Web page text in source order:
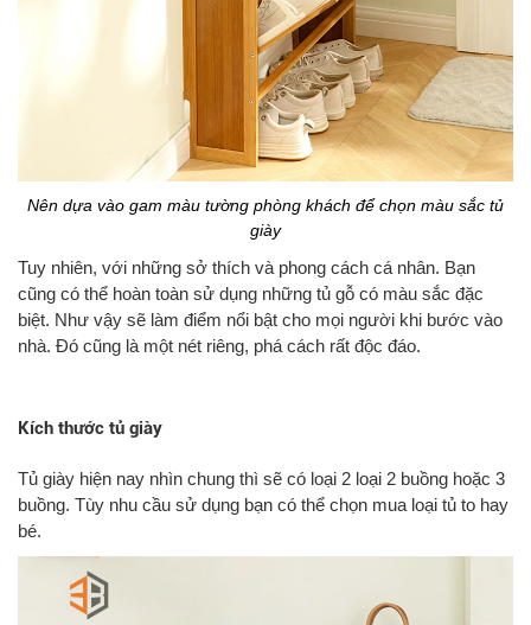
Nên dựa vào gam màu tường phòng khách để chọn màu sắc tủ
giày
Tuy nhiên, với những sở thích và phong cách cá nhân. Bạn
cũng có thể hoàn toàn sử dụng những tủ gỗ có màu sắc đặc
biệt. Như vậy sẽ làm điểm nổi bật cho mọi người khi bước vào
nhà. Đó cũng là một nét riêng, phá cách rất độc đáo.
Kích thước tủ giày
Tủ giày hiện nay nhìn chung thì sẽ có loại 2 loại 2 buồng hoặc 3
buồng. Tùy nhu cầu sử dụng bạn có thể chọn mua loại tủ to hay
bé.